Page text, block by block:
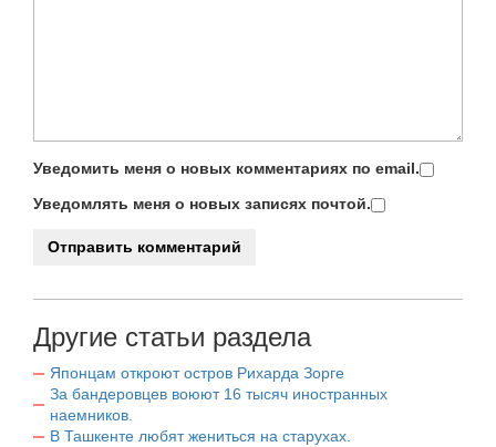
Уведомить меня о новых комментариях по email.
Уведомлять меня о новых записях почтой.
Другие статьи раздела
Японцам откроют остров Рихарда Зорге
За бандеровцев воюют 16 тысяч иностранных
наемников.
В Ташкенте любят жениться на старухах.